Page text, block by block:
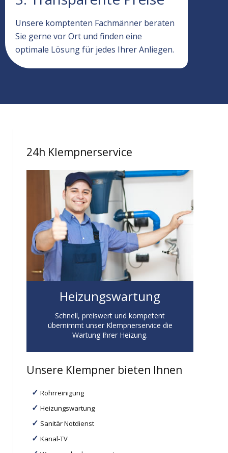
Unsere komptenten Fachmänner beraten
Sie gerne vor Ort und finden eine
optimale Lösung für jedes Ihrer Anliegen.
24h Klempnerservice
Heizungswartung
Schnell, preiswert und kompetent
übernimmt unser Klempnerservice die
Wartung Ihrer Heizung.
Unsere Klempner bieten Ihnen
Rohrreinigung
Heizungswartung
Sanitär Notdienst
Kanal-TV